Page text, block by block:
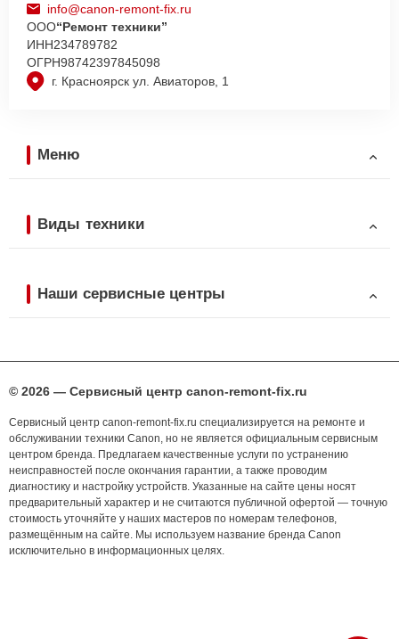
г. Красноярск ул. Авиаторов, 1
info@canon-remont-fix.ru
ООО“Ремонт техники”
ИНН234789782
ОГРН98742397845098
Меню
Виды техники
Наши сервисные центры
© 2026 — Сервисный центр canon-remont-fix.ru
Сервисный центр canon-remont-fix.ru специализируется на ремонте и
обслуживании техники Canon, но не является официальным сервисным
центром бренда. Предлагаем качественные услуги по устранению
неисправностей после окончания гарантии, а также проводим
диагностику и настройку устройств. Указанные на сайте цены носят
предварительный характер и не считаются публичной офертой — точную
стоимость уточняйте у наших мастеров по номерам телефонов,
размещённым на сайте. Мы используем название бренда Canon
исключительно в информационных целях.